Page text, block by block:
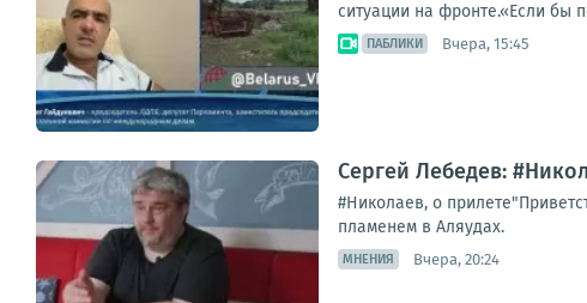
ситуации на фронте.«Если бы
ПАБЛИКИ Вчера, 15:45
Сергей Лебедев:
#Николаев, о
пламенем в Аляудах.
МНЕНИЯ Вчера, 20:24